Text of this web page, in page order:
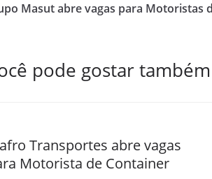
Masut abre vagas para Motoristas
pode gostar também
Transportes abre vagas
Motorista de Container